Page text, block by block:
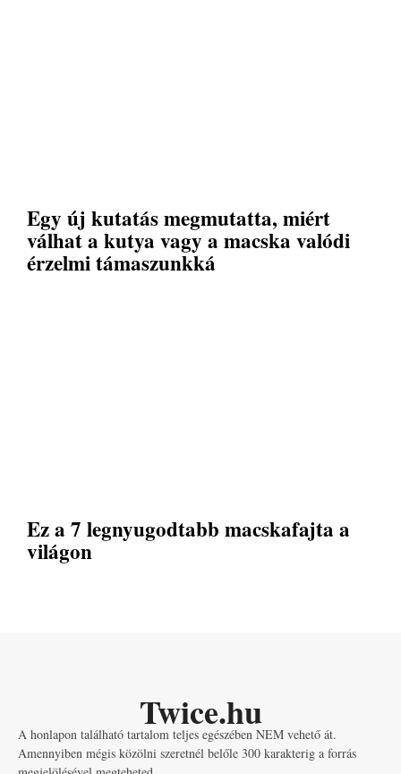
Egy új kutatás megmutatta, miért
válhat a kutya vagy a macska valódi
érzelmi támaszunkká
Ez a 7 legnyugodtabb macskafajta a
világon
Twice.hu
A honlapon található tartalom teljes egészében NEM vehető át.
Amennyiben mégis közölni szeretnél belőle 300 karakterig a forrás